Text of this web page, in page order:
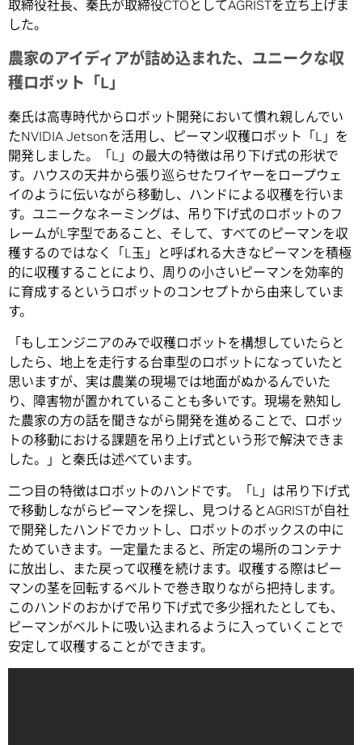
取締役社長、秦氏が取締役CTOとしてAGRISTを立ち上げま
した。
農家のアイディアが詰め込まれた、ユニークな収
穫ロボット「L」
秦氏は高専時代からロボット開発において慣れ親しんでい
たNVIDIA Jetsonを活用し、ピーマン収穫ロボット「L」を
開発しました。「L」の最大の特徴は吊り下げ式の形状で
す。ハウスの天井から張り巡らせたワイヤーをロープウェ
イのように伝いながら移動し、ハンドによる収穫を行いま
す。ユニークなネーミングは、吊り下げ式のロボットのフ
レームがL字型であること、そして、すべてのピーマンを収
穫するのではなく「L玉」と呼ばれる大きなピーマンを積極
的に収穫することにより、周りの小さいピーマンを効率的
に育成するというロボットのコンセプトから由来していま
す。
「もしエンジニアのみで収穫ロボットを構想していたらと
したら、地上を走行する台車型のロボットになっていたと
思いますが、実は農業の現場では地面がぬかるんでいた
り、障害物が置かれていることも多いです。現場を熟知し
た農家の方の話を聞きながら開発を進めることで、ロボッ
トの移動における課題を吊り上げ式という形で解決できま
した。」と秦氏は述べています。
二つ目の特徴はロボットのハンドです。「L」は吊り下げ式
で移動しながらピーマンを探し、見つけるとAGRISTが自社
で開発したハンドでカットし、ロボットのボックスの中に
ためていきます。一定量たまると、所定の場所のコンテナ
に放出し、また戻って収穫を続けます。収穫する際はピー
マンの茎を回転するベルトで巻き取りながら把持します。
このハンドのおかげで吊り下げ式で多少揺れたとしても、
ピーマンがベルトに吸い込まれるように入っていくことで
安定して収穫することができます。